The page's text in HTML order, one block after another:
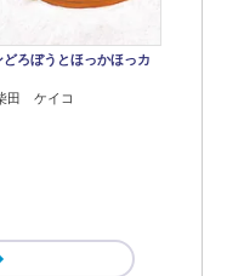
どろぼうとほっかほっカ
田 ケイコ